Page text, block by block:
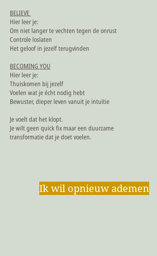
BELIEVE
Hier leer je:
Om niet langer te vechten tegen de onrust
Controle loslaten
Het geloof in jezelf terugvinden
BECOMING YOU
Hier leer je:
Thuiskomen bij jezelf
Voelen wat je écht nodig hebt
Bewuster, dieper leven vanuit je intuïtie
Je voelt dat het klopt.
Je wilt geen quick fix maar een duurzame
transformatie dat je doet voelen.
Ik wil opnieuw ademen